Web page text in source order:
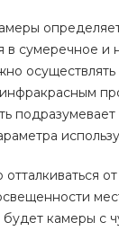
в сумеречное
камеры с